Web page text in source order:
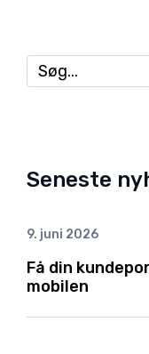
Seneste
9. juni 2026
Få din
mobilen